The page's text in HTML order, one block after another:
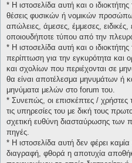
* H ιστοσελίδα αυτή και ο
θέσεις φυσικών ή νομικών
απώλειες, άμεσες, έμμεσες,
οποιουδήποτε τύπου από την
* H ιστοσελίδα αυτή και ο
περίπτωση για την εγκυρότητα και
και σχολίων που περιέχονται σε
θα είναι αποτέλεσμα μηνυμάτων ή
μηνύματα μελών στο forum του.
* Συνεπώς, οι επισκέπτες / χρήστες
τις υπηρεσίες του με δική τους
σχετική ευθύνη διασταύρωσης των
πηγές.
* H ιστοσελίδα αυτή δεν φέρει
διαγραφή, φθορά η αποτυχία